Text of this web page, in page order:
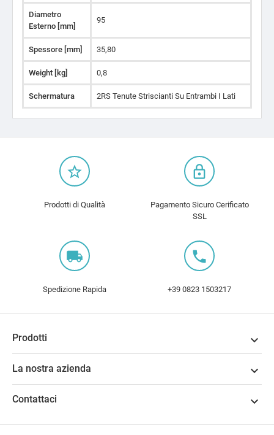
Diametro
Esterno [mm]
95
Spessore [mm] 35,80
Weight [kg] 0,8
Schermatura 2RS Tenute Striscianti Su Entrambi I Lati
star_border
Prodotti di Qualità
lock_outline
Pagamento Sicuro Cerificato
SSL
local_shipping
Spedizione Rapida
local_phone
+39 0823 1503217
Prodotti 
La nostra azienda 
Contattaci 